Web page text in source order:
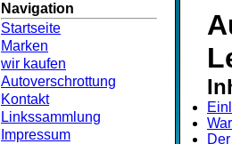
Navigation
Startseite
Marken
wir kaufen
Autoverschrottung
Kontakt
Linkssammlung
Impressum